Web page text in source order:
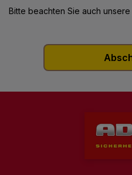
Bitte beachten Sie auch unsere